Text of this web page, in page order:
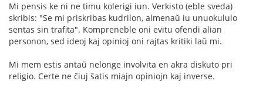
Mi pensis ke ni ne timu kolerigi iun. Verkisto (eble sveda)
skribis: "Se mi priskribas kudrilon, almenaŭ iu unuokululo
sentas sin trafita". Kompreneble oni evitu ofendi alian
personon, sed ideoj kaj opinioj oni rajtas kritiki laŭ mi.
Mi mem estis antaŭ nelonge involvita en akra diskuto pri
religio. Certe ne ĉiuj ŝatis miajn opiniojn kaj inverse.